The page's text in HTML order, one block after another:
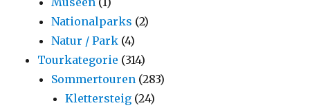
Nationalparks (2)
Natur / Park (4)
Tourkategorie (314)
Sommertouren (283)
Klettersteig (24)